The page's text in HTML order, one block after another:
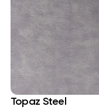
Topaz Steel